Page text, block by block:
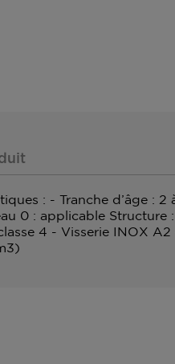
: - Tranche d’âge :
0 : applicable
4 - Visserie INOX